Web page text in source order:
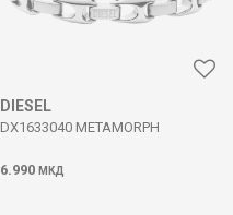
DIESEL
DX1633040 METAMORPH
6.990 МКД